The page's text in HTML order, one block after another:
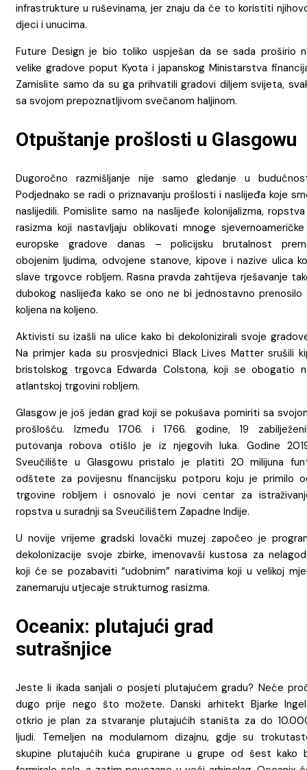
infrastrukture u ruševinama, jer znaju da će to koristiti
djeci i unucima.
Future Design je bio toliko uspješan da se sada proširio
velike gradove poput Kyota i japanskog Ministarstva
Zamislite samo da su ga prihvatili gradovi diljem svijeta,
sa svojom prepoznatljivom svečanom haljinom.
Otpuštanje prošlosti u Glasgowu
Dugoročno razmišljanje nije samo gledanje u
Podjednako se radi o priznavanju prošlosti i naslijeđa koje
naslijedili. Pomislite samo na naslijeđe kolonijalizma,
rasizma koji nastavljaju oblikovati mnoge
europske gradove danas – policijsku brutalnost
obojenim ljudima, odvojene stanove, kipove i nazive ulica
slave trgovce robljem. Rasna pravda zahtijeva rješavanje
dubokog naslijeđa kako se ono ne bi jednostavno prenosilo
koljena na koljeno.
Aktivisti su izašli na ulice kako bi dekolonizirali svoje
Na primjer kada su prosvjednici Black Lives Matter srušili
bristolskog trgovca Edwarda Colstona, koji se obogatio
atlantskoj trgovini robljem.
Glasgow je još jedan grad koji se pokušava pomiriti sa
prošlošću. Između 1706. i 1766. godine, 19
putovanja robova otišlo je iz njegovih luka. Godine
Sveučilište u Glasgowu pristalo je platiti 20 milijuna
odštete za povijesnu financijsku potporu koju je primilo
trgovine robljem i osnovalo je novi centar za
ropstva u suradnji sa Sveučilištem Zapadne Indije.
U novije vrijeme gradski lovački muzej započeo je
dekolonizacije svoje zbirke, imenovavši kustosa za
koji će se pozabaviti “udobnim” narativima koji u velikoj
zanemaruju utjecaje strukturnog rasizma.
Oceanix: plutajući grad
sutrašnjice
Jeste li ikada sanjali o posjeti plutajućem gradu? Neće
dugo prije nego što možete. Danski arhitekt Bjarke
otkrio je plan za stvaranje plutajućih staništa za do
ljudi. Temeljen na modularnom dizajnu, gdje su
skupine plutajućih kuća grupirane u grupe od šest kako